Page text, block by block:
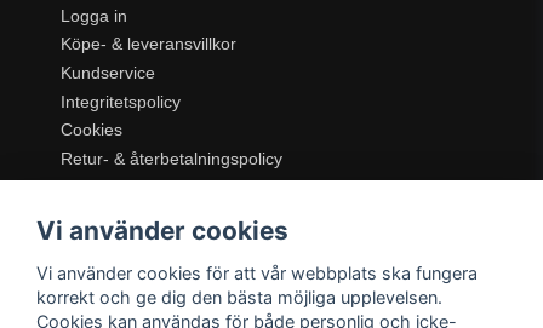
Logga in
Köpe- & leveransvillkor
Kundservice
Integritetspolicy
Cookies
Retur- & återbetalningspolicy
Dukning & Servering
Kök & Matlagning
Belysning
Vi använder cookies
Vi använder cookies för att vår webbplats ska fungera
korrekt och ge dig den bästa möjliga upplevelsen.
Cookies kan användas för både personlig och icke-